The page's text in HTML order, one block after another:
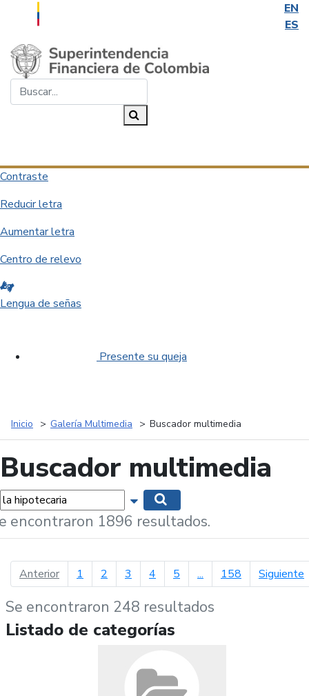
EN
ES
Saltar al contenido principal
Contraste
Reducir letra
Aumentar letra
Centro de relevo
Lengua de señas
Presente su queja
Inicio Galería Multimedia Buscador multimedia
Buscador multimedia
Mostrar opciones de búsqueda
encontraron 1896 resultados.
Anteriorpágina anterior
1 2 3 4 5 ... 158 Siguiente
Se encontraron 248 resultados
Listado de categorías